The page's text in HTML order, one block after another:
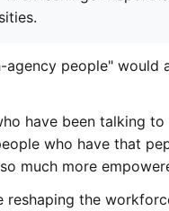
agency people" would
have been talking
who have that
much more
reshaping the